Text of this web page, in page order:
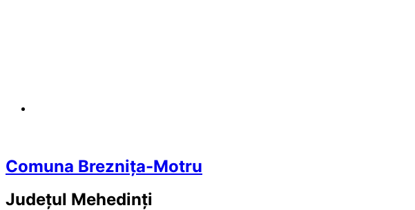
Comuna Breznița-Motru
Județul Mehedinți